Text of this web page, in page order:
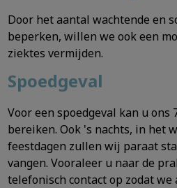
Door het aantal wachtende en
beperken, willen we ook een
ziektes vermijden.
Spoedgeval
Voor een spoedgeval kan u ons
bereiken. Ook 's nachts, in het
feestdagen zullen wij paraat
vangen. Vooraleer u naar de
telefonisch contact op zodat